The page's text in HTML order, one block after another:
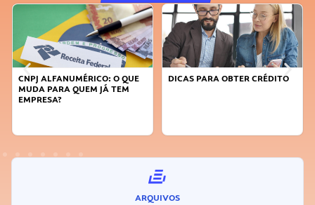
O QUE
QUEM JÁ TEM
DICAS PARA OBTER CRÉDITO
FAÇA A
ARQUIVOS